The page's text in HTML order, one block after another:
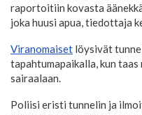
raportoitiin kovasta
joka huusi apua, tiedottaja
Viranomaiset löysivät
tapahtumapaikalla, kun
sairaalaan.
Poliisi eristi tunnelin ja